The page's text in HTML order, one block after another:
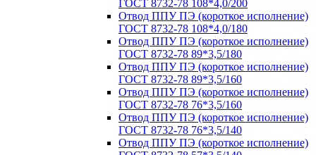
ГОСТ 8732-78 108*4,0/200
Отвод ППУ ПЭ (короткое исполнение)
ГОСТ 8732-78 108*4,0/180
Отвод ППУ ПЭ (короткое исполнение)
ГОСТ 8732-78 89*3,5/180
Отвод ППУ ПЭ (короткое исполнение)
ГОСТ 8732-78 89*3,5/160
Отвод ППУ ПЭ (короткое исполнение)
ГОСТ 8732-78 76*3,5/160
Отвод ППУ ПЭ (короткое исполнение)
ГОСТ 8732-78 76*3,5/140
Отвод ППУ ПЭ (короткое исполнение)